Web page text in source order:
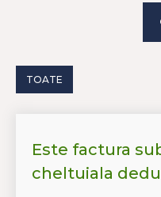
TOATE
Este factura
cheltuiala